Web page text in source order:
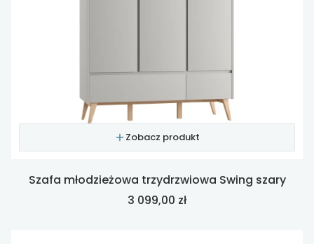
Zobacz produkt
Szafa młodzieżowa trzydrzwiowa Swing szary
Cena
3 099,00 zł